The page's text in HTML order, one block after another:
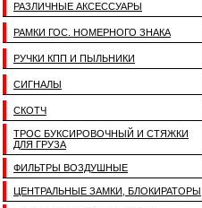
РАЗЛИЧНЫЕ АКСЕССУАРЫ
РАМКИ ГОС. НОМЕРНОГО ЗНАКА
РУЧКИ КПП И ПЫЛЬНИКИ
СИГНАЛЫ
СКОТЧ
ТРОС БУКСИРОВОЧНЫЙ И СТЯЖКИ
ДЛЯ ГРУЗА
ФИЛЬТРЫ ВОЗДУШНЫЕ
ЦЕНТРАЛЬНЫЕ ЗАМКИ, БЛОКИРАТОРЫ